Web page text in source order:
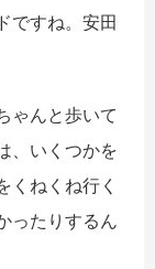
ですね。安田
ゃんと歩いて
、いくつかを
くねくね行く
ったりするん